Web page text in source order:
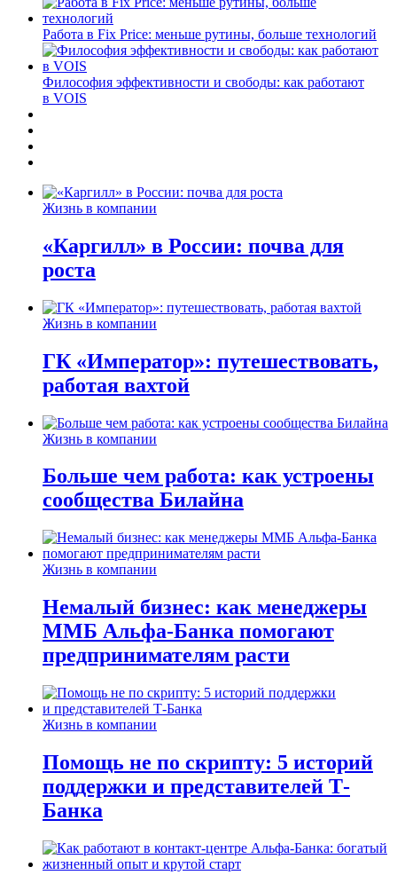
Работа в Fix Price: меньше рутины, больше технологий
Философия эффективности и свободы: как работают
в VOIS
Жизнь в компании
«Каргилл» в России: почва для
роста
Жизнь в компании
ГК «Император»: путешествовать,
работая вахтой
Жизнь в компании
Больше чем работа: как устроены
сообщества Билайна
Жизнь в компании
Немалый бизнес: как менеджеры
ММБ Альфа-Банка помогают
предпринимателям расти
Жизнь в компании
Помощь не по скрипту: 5 историй
поддержки и представителей Т-
Банка